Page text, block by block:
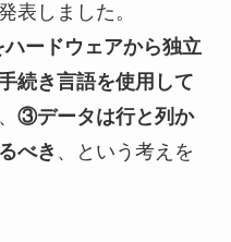
表しました。
ードウェアから独立
続き言語を使用して
、 ③データは行と列か
べき 、という考えを